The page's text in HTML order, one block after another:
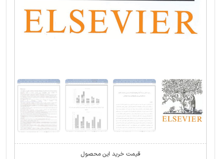
قیمت خرید این محصول